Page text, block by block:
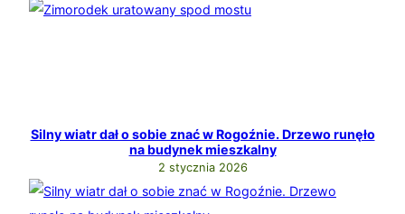
Silny wiatr dał o sobie znać w Rogoźnie. Drzewo runęło
na budynek mieszkalny
2 stycznia 2026